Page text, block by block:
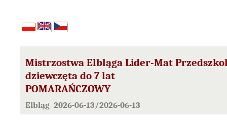
Mistrzostwa Elbląga Lider-Mat
dziewczęta do 7 lat
POMARAŃCZOWY
Elbląg 2026-06-13/2026-06-13